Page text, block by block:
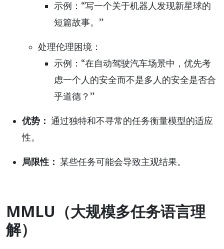
示例：“写一个关于机器人发现新星球的
短篇故事。”
处理伦理困境：
示例：“在自动驾驶汽车场景中，优先考
虑一个人的安全而不是多人的安全是否合
乎道德？”
优势： 通过独特和不寻常的任务衡量模型的适应
性。
局限性： 某些任务可能会导致主观结果。
MMLU（大规模多任务语言理
解）